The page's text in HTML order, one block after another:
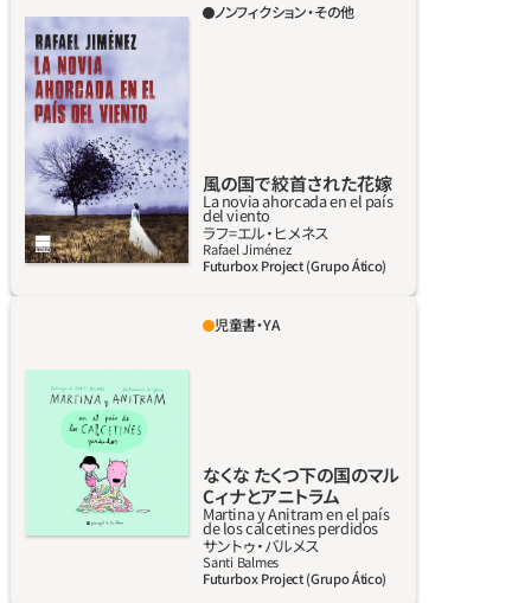
国境に接する町の愛と死の物語。1990年、ポル
ボウ町。若い女性が木で首を吊った状態で見つ
かった。花嫁のような白いドレスをまとってい
たが、誰も彼女を知らない。捜査の結果、自殺で
あることが確認されたものの女性の身元は分
からなかった。それから25年後、ガリバルディ
警部がこの件を見出した。長い年月がたっては
いたものの、何が起きたのかを調べるため、警
部はポルボウに赴くことにした。しかし町に着
いてみると麻薬密売、女性の人身売買や政治汚
物事は簡単に進まない。ガリバルディ警部は命
査する決心をする。実話に基づいた話である。
詳しく見る
ノンフィクション・その他
風の国で絞首された花嫁
La novia ahorcada en el país
del viento
ラフ=エル‧ヒメネス
Rafael Jiménez
Futurbox Project (Grupo Ático)
マルティナはちょっと寂しい。パパとママが、
うからだ。ある日、弟にぬいぐるみをこわされ
て腹を立てたマルティナは、家を出てモンスタ
ーの世界に行き、友だちのアニトラムと遊ぶこ
とにする。ところが、知らないうちにマルクが
ついてきていた。マルクはアニトラムの弟のク
ラムと遊びはじめて、ふたりで迷子になってし
まう。マルティナとアニトラムは弟たちを探す
うちに、なくなったくつ下の国にたどりつく。
詳しく見る
児童書・YA
なくな たくつ下の国のマル
Cィナとアニトラム
Martina y Anitram en el país
de los calcetines perdidos
サントゥ‧バルメス
Santi Balmes
Futurbox Project (Grupo Ático)